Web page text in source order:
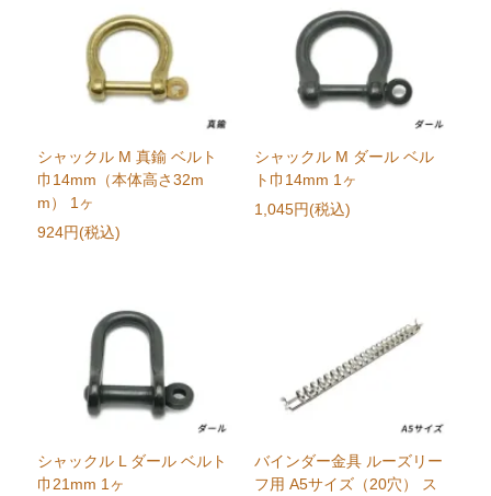
シャックル M 真鍮 ベルト
巾14mm（本体高さ32m
m） 1ヶ
924円(税込)
シャックル M ダール ベル
ト巾14mm 1ヶ
1,045円(税込)
シャックル L ダール ベルト
巾21mm 1ヶ
バインダー金具 ルーズリー
フ用 A5サイズ（20穴） ス